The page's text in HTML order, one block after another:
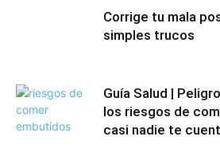
Corrige tu mala
simples trucos
Guía Salud |
los riesgos de
casi nadie te